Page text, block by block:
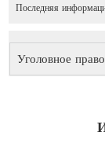
Уголовное
Последняя